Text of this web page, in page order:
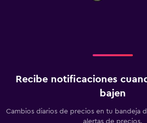
Cámaras CCTV en zonas comunes
Cámaras CCTV en el exterior
Recibe notificaciones
bajen
Cambios diarios de precios en tu bandeja
alertas de precios.